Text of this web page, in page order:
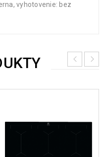
vyhotovenie: bez